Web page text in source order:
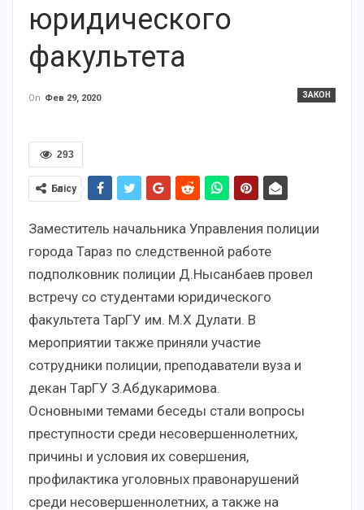
юридического
факультета
ЗАКОН
On Фев 29, 2020
293
Бөлісу
Заместитель начальника Управления полиции
города Тараз по следственной работе
подполковник полиции Д.Нысанбаев провел
встречу со студентами юридического
факультета ТарГУ им. М.Х Дулати. В
мероприятии также приняли участие
сотрудники полиции, преподаватели вуза и
декан ТарГУ З.Абдукаримова.
Основными темами беседы стали вопросы
преступности среди несовершеннолетних,
причины и условия их совершения,
профилактика уголовных правонарушений
среди несовершеннолетних, а также на